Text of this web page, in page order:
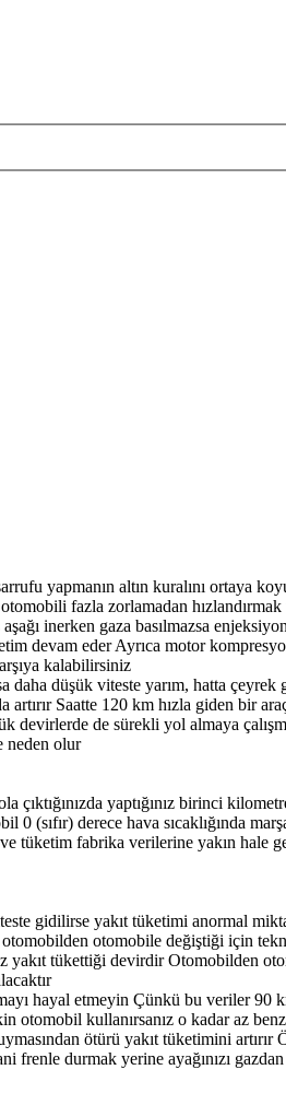
yapmanın altın kuralını
fazla zorlamadan
inerken gaza basılmazsa
devam eder Ayrıca motor
kalabilirsiniz
düşük viteste yarım, hatta
Saatte 120 km hızla giden bir
devirlerde de sürekli yol almaya
neden olur
çıktığınızda yaptığınız birinci
(sıfır) derece hava sıcaklığında
tüketim fabrika verilerine yakın
gidilirse yakıt tüketimi anormal
otomobilden otomobile değiştiği için
yakıt tükettiği devirdir Otomobilden
hayal etmeyin Çünkü bu veriler 90
kullanırsanız o kadar az
ötürü yakıt tüketimini artırır
frenle durmak yerine ayağınızı